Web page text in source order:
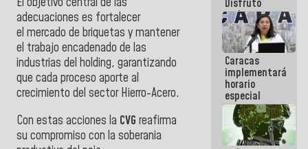
adecuaciones es fortalecer
el mercado de briquetas y mantener
el trabajo encadenado de las
industrias del holding, garantizando
que cada proceso aporte al
crecimiento del sector Hierro-Acero.
Con estas acciones la CVG reafirma
su compromiso con la soberania
Maiquetía
Disfruto
cada vez
que escribes
porque lo
que haces
es
embarrarla
Caracas
implementará
horario
especial
para
adaptarse
al plan de
ahorro